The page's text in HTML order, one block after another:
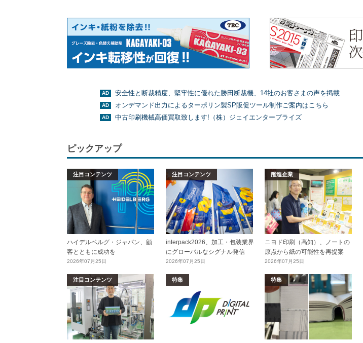
安全性と断裁精度、堅牢性に優れた勝田断裁機、14社のお客さまの声を掲載
オンデマンド出力によるターポリン製SP販促ツール制作ご案内はこちら
中古印刷機械高価買取致します!（株）ジェイエンタープライズ
ピックアップ
注目コンテンツ
ハイデルベルグ・ジャパン、顧
客とともに成功を
2026年07月25日
注目コンテンツ
interpack2026、加工・包装業界
にグローバルなシグナル発信
2026年07月25日
躍進企業
ニヨド印刷（高知）、ノートの
原点から紙の可能性を再提案
2026年07月25日
注目コンテンツ 特集 特集